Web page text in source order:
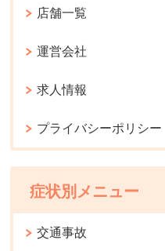
店舗一覧
運営会社
求人情報
プライバシーポリシー
症状別メニュー
交通事故